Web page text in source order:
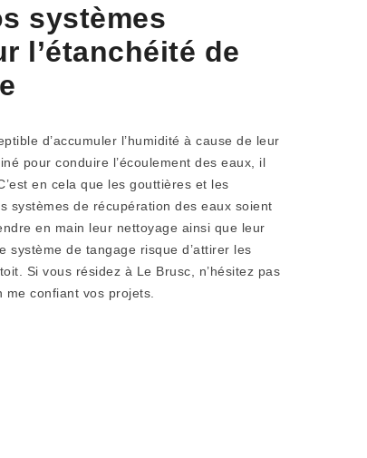
systèmes
l’étanchéité de
d’accumuler l’humidité à cause de leur
pour conduire l’écoulement des eaux, il
en cela que les gouttières et les
systèmes de récupération des eaux soient
en main leur nettoyage ainsi que leur
système de tangage risque d’attirer les
Si vous résidez à Le Brusc, n’hésitez pas
confiant vos projets.